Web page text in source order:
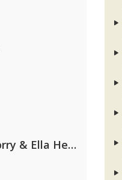
Nathan Dawe, Joel Corry & Ella Henderson